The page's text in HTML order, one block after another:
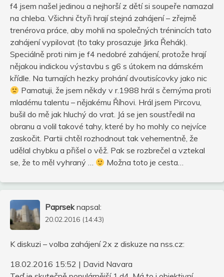
f4 jsem našel jedinou a nejhorší z dětí si soupeře namazal
na chleba. Všichni čtyři hrají stejná zahájení – zřejmě
trenérova práce, aby mohli na společných trénincích tato
zahájení vypilovat (to taky prosazuje Jirka Řehák).
Speciálně proti nim je f4 nedobré zahájení, protože hrají
nějakou indickou výstavbu s g6 s útokem na dámském
křídle. Na turnajích hezky prohání dvoutisícovky jako nic
Pamatuji, že jsem někdy v r.1988 hrál s černýma proti
mladému talentu – nějakému Říhovi. Hrál jsem Pircovu,
bušil do mě jak hluchý do vrat. Já se jen soustředil na
obranu a volil takové tahy, které by ho mohly co nejvíce
zaskočit. Partii chtěl rozhodnout tak vehementně, že
udělal chybku a přišel o věž. Pak se rozbrečel a vztekal
se, že to měl vyhraný …
Možna toto je cesta…
Paprsek napsal:
20.02.2016 (14:43)
K diskuzi – volba zahájení 2x z diskuze na nss.cz:
18.02.2016 15:52 | David Navara